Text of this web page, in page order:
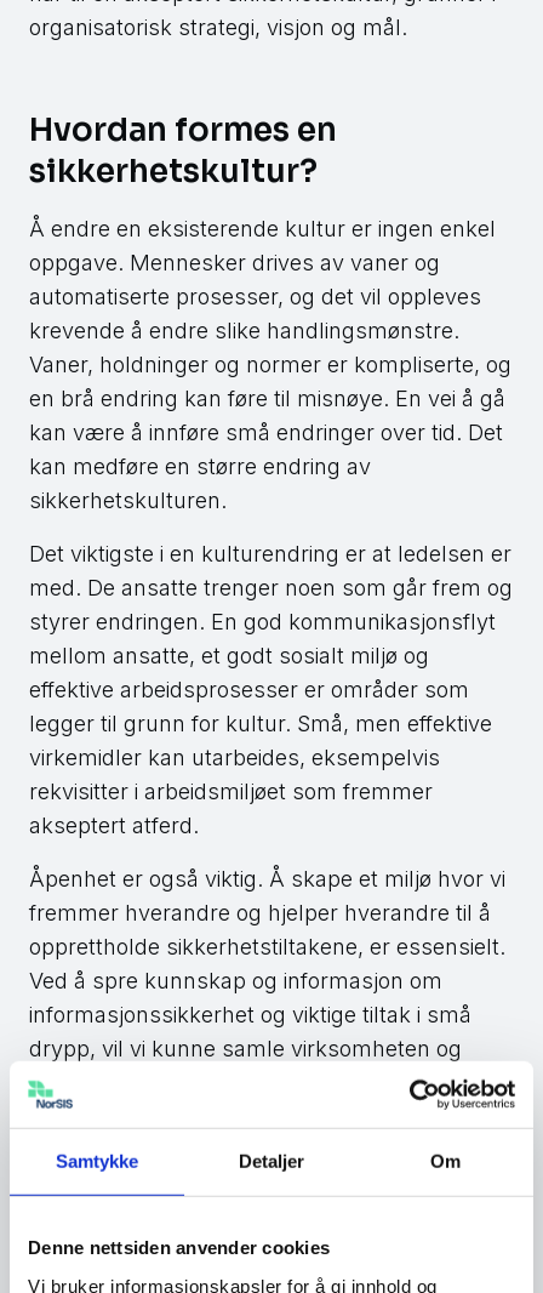
Samtykke Detaljer Om
Denne nettsiden anvender cookies
Vi bruker informasjonskapsler for å gi innhold og
organisatorisk strategi, visjon og mål.
Hvordan formes en
sikkerhetskultur?
Å endre en eksisterende kultur er ingen enkel
oppgave. Mennesker drives av vaner og
automatiserte prosesser, og det vil oppleves
krevende å endre slike handlingsmønstre.
Vaner, holdninger og normer er kompliserte, og
en brå endring kan føre til misnøye. En vei å gå
kan være å innføre små endringer over tid. Det
kan medføre en større endring av
sikkerhetskulturen.
Det viktigste i en kulturendring er at ledelsen er
med. De ansatte trenger noen som går frem og
styrer endringen. En god kommunikasjonsflyt
mellom ansatte, et godt sosialt miljø og
effektive arbeidsprosesser er områder som
legger til grunn for kultur. Små, men effektive
virkemidler kan utarbeides, eksempelvis
rekvisitter i arbeidsmiljøet som fremmer
akseptert atferd.
Åpenhet er også viktig. Å skape et miljø hvor vi
fremmer hverandre og hjelper hverandre til å
opprettholde sikkerhetstiltakene, er essensielt.
Ved å spre kunnskap og informasjon om
informasjonssikkerhet og viktige tiltak i små
drypp, vil vi kunne samle virksomheten og
bidra til en langsom endring mot ønsket
sikkerhetskultur.
sikkerhetskultur?